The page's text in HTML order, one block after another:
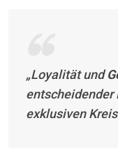
„Loyalität und
entscheidender
exklusiven